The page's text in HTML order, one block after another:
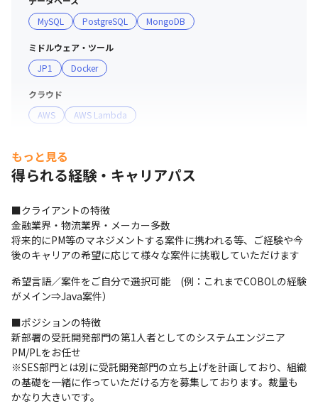
MySQL
PostgreSQL MongoDB
ミドルウェア・ツール
JP1
Docker
クラウド
AWS
AWS Lambda
iOS
もっと見る
得られる経験・キャリアパス
■クライアントの特徴
金融業界・物流業界・メーカー多数
将来的にPM等のマネジメントする案件に携われる等、ご経験や今
後のキャリアの希望に応じて様々な案件に挑戦していただけます
希望言語／案件をご自分で選択可能　(例：これまでCOBOLの経験
がメイン⇒Java案件）
■ポジションの特徴
新部署の受託開発部門の第1人者としてのシステムエンジニア
PM/PLをお任せ
※SES部門とは別に受託開発部門の立ち上げを計画しており、組織
の基礎を一緒に作っていただける方を募集しております。裁量も
かなり大きいです。